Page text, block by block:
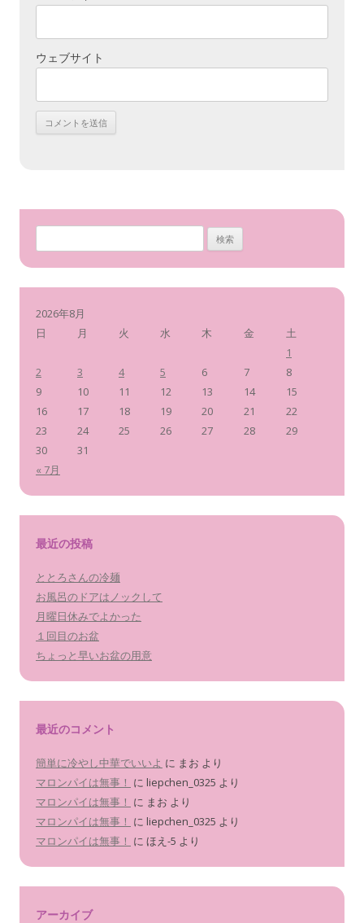
ウェブサイト
索
2026年8月
日
月 火 水 木 金 土
« 7月
1
2
3 4 5 6 7
8
9
10 11 12 13 14
15
16
17 18 19 20 21
22
23
24 25 26 27 28
29
30
31
最近の投稿
ととろさんの冷麺
お風呂のドアはノックして
月曜日休みでよかった
１回目のお盆
ちょっと早いお盆の用意
最近のコメント
簡単に冷やし中華でいいよ に まお より
マロンパイは無事！ に liepchen_0325 より
マロンパイは無事！ に まお より
マロンパイは無事！ に liepchen_0325 より
マロンパイは無事！ に ほえ-5 より
アーカイブ